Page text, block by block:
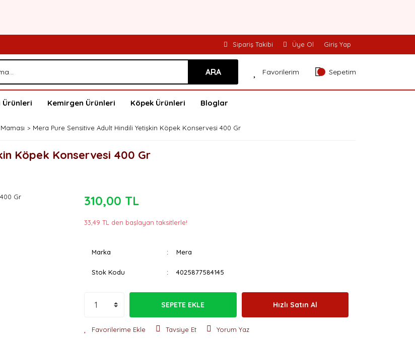
Sipariş Takibi Üye Ol Giriş Yap
ARA Favorilerim Sepetim
Ürünleri Kemirgen Ürünleri Köpek Ürünleri Bloglar
Mera Pure Sensitive Adult Hindili Yetişkin Köpek Konservesi 400 Gr
Köpek Konservesi 400 Gr
310,00 TL
33,49 TL den başlayan taksitlerle!
Marka Mera
Stok Kodu 4025877584145
SEPETE EKLE Hızlı Satın Al
Tavsiye Et Yorum Yaz